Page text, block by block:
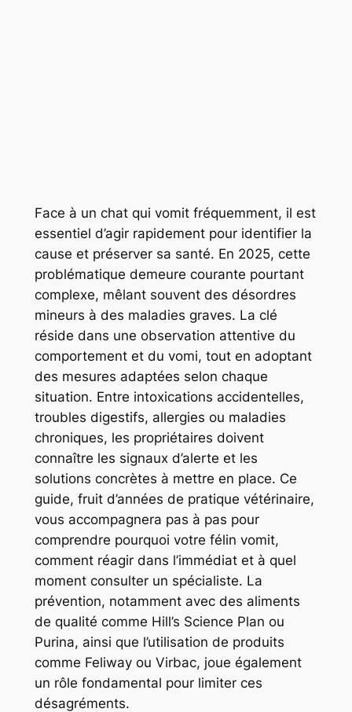
Face à un chat qui vomit fréquemment, il est
essentiel d’agir rapidement pour identifier la
cause et préserver sa santé. En 2025, cette
problématique demeure courante pourtant
complexe, mêlant souvent des désordres
mineurs à des maladies graves. La clé
réside dans une observation attentive du
comportement et du vomi, tout en adoptant
des mesures adaptées selon chaque
situation. Entre intoxications accidentelles,
troubles digestifs, allergies ou maladies
chroniques, les propriétaires doivent
connaître les signaux d’alerte et les
solutions concrètes à mettre en place. Ce
guide, fruit d’années de pratique vétérinaire,
vous accompagnera pas à pas pour
comprendre pourquoi votre félin vomit,
comment réagir dans l’immédiat et à quel
moment consulter un spécialiste. La
prévention, notamment avec des aliments
de qualité comme Hill’s Science Plan ou
Purina, ainsi que l’utilisation de produits
comme Feliway ou Virbac, joue également
un rôle fondamental pour limiter ces
désagréments.